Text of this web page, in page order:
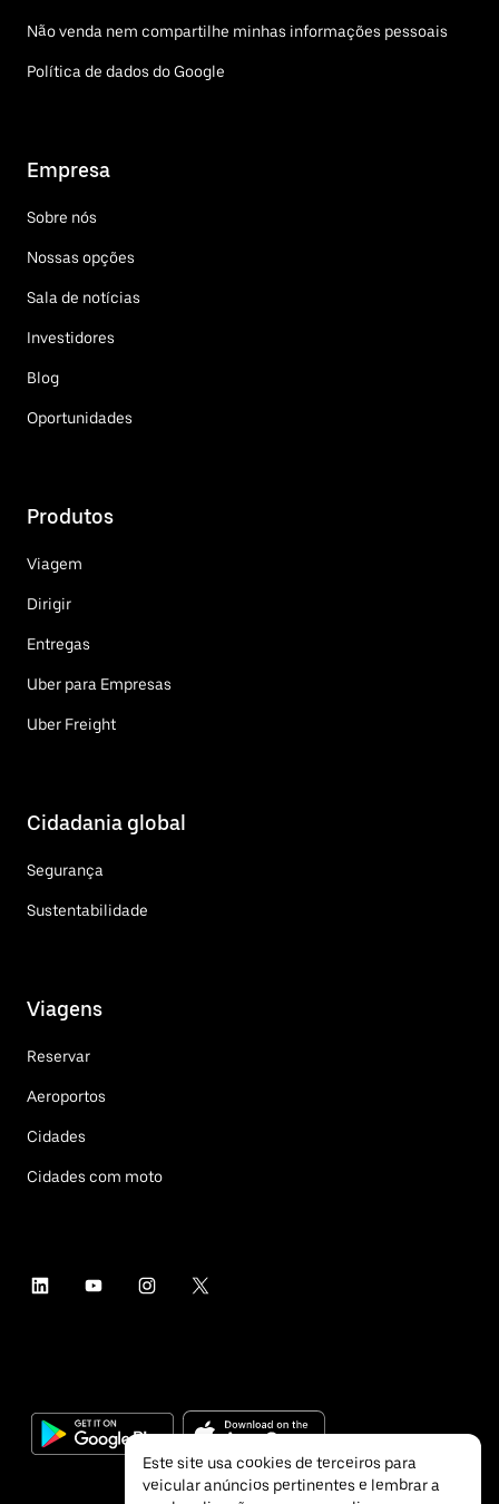
Não venda nem compartilhe minhas informações pessoais
Política de dados do Google
Empresa
Sobre nós
Nossas opções
Sala de notícias
Investidores
Blog
Oportunidades
Produtos
Viagem
Dirigir
Entregas
Uber para Empresas
Uber Freight
Cidadania global
Segurança
Sustentabilidade
Viagens
Reservar
Aeroportos
Cidades
Cidades com moto
Este site usa cookies de terceiros para
veicular anúncios pertinentes e lembrar a